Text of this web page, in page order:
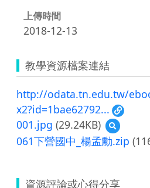
上傳時間
2018-12-13
教學資源檔案連結
http://odata.tn.edu.tw/
x2?id=1bae62792...
001.jpg (29.24KB)
預
覽
001.jpg
061下營國中_楊孟勳.zip
資源評論或心得分享